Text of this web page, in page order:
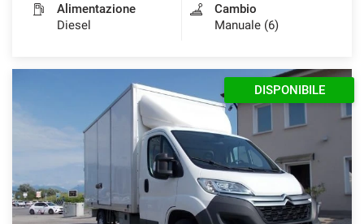
Alimentazione
Diesel
Cambio
Manuale (6)
DISPONIBILE